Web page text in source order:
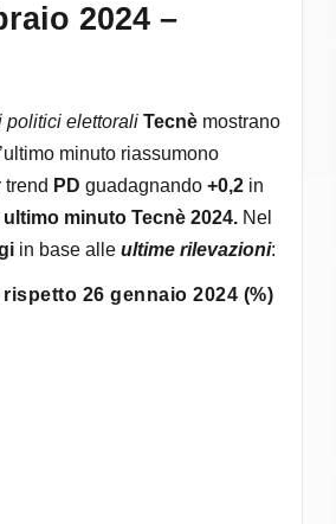
2024 –
politici elettorali Tecnè mostrano
minuto riassumono
trend PD guadagnando +0,2 in
minuto Tecnè 2024. Nel
in base alle ultime rilevazioni:
26 gennaio 2024 (%)